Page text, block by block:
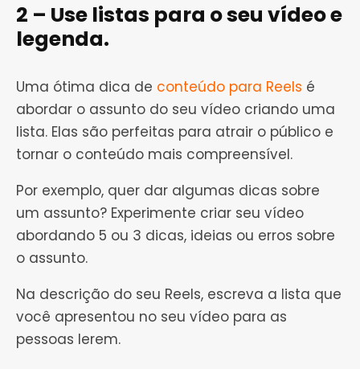
2 – Use listas para o seu vídeo e
legenda.
Uma ótima dica de conteúdo para Reels é
abordar o assunto do seu vídeo criando uma
lista. Elas são perfeitas para atrair o público e
tornar o conteúdo mais compreensível.
Por exemplo, quer dar algumas dicas sobre
um assunto? Experimente criar seu vídeo
abordando 5 ou 3 dicas, ideias ou erros sobre
o assunto.
Na descrição do seu Reels, escreva a lista que
você apresentou no seu vídeo para as
pessoas lerem.